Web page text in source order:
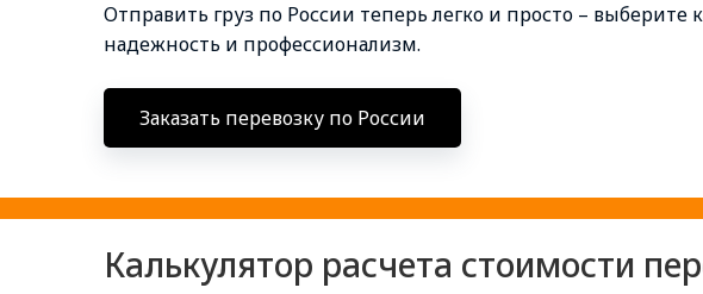
Отправить груз по России теперь легко и просто – выберите
надежность и профессионализм.
Заказать перевозку по России
Калькулятор расчета стоимости